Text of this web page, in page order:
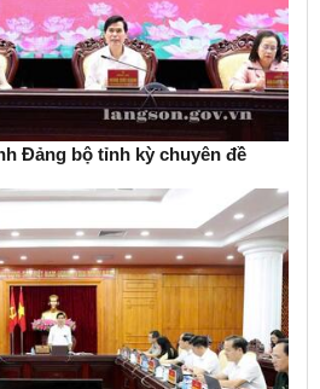
Đảng bộ tỉnh kỳ chuyên đề